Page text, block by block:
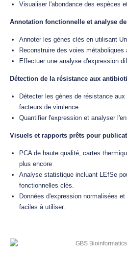
Visualiser l'abondance des espèces
Annotation fonctionnelle et analyse
Annoter les gènes clés en utilisant
Reconstruire des voies
Effectuer une analyse d'expression
Détection de la résistance aux
Détecter les gènes de résistance
facteurs de virulence.
Quantifier l'expression et analyser
Visuels et rapports prêts pour
PCA de haute qualité, cartes
plus encore
Analyse statistique incluant LEfSe
fonctionnelles clés.
Données d'expression normalisées
faciles à utiliser.